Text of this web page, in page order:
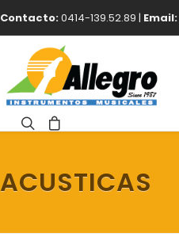
Contacto:0414-139.52.89 | Email:
ACUSTICAS